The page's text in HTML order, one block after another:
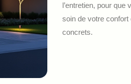
l’entretien, pour
soin de votre
concrets.